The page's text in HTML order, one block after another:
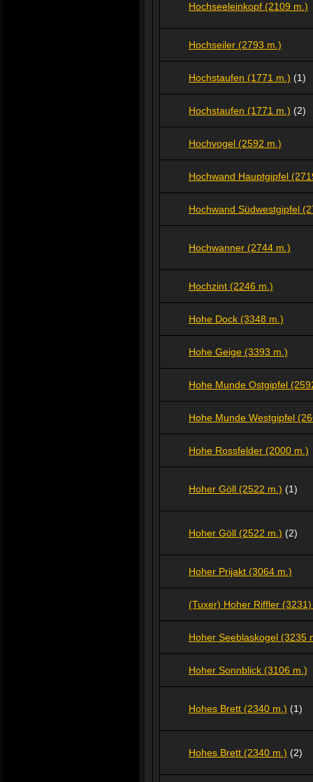
Hochseeleinkopf (2109 m.)
Hochseiler (2793 m.)
Hochstaufen (1771 m.) (1)
Hochstaufen (1771 m.) (2)
Hochvogel (2592 m.)
Hochwand Hauptgipfel
Hochwand Südwestgipfel
Hochwanner (2744 m.)
Hochzint (2246 m.)
Hohe Dock (3348 m.)
Hohe Geige (3393 m.)
Hohe Munde Ostgipfel
Hohe Munde Westgipfel
Hohe Rossfelder (2000 m.)
Hoher Göll (2522 m.) (1)
Hoher Göll (2522 m.) (2)
Hoher Prijakt (3064 m.)
(Tuxer) Hoher Riffler
Hoher Seeblaskogel (3235
Hoher Sonnblick (3106 m.)
Hohes Brett (2340 m.) (1)
Hohes Brett (2340 m.) (2)